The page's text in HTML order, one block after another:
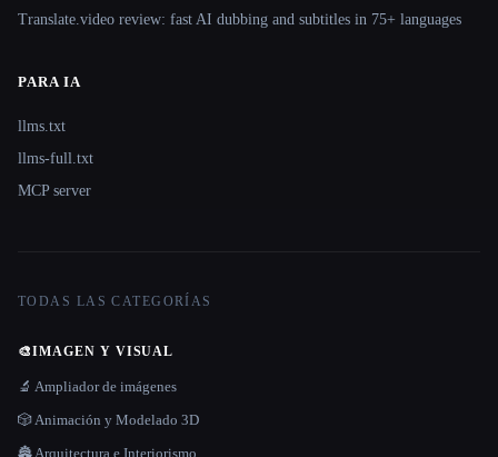
Translate.video review: fast AI dubbing and subtitles in 75+ languages
PARA IA
llms.txt
llms-full.txt
MCP server
TODAS LAS CATEGORÍAS
🎨IMAGEN Y VISUAL
🔬 Ampliador de imágenes
🎲 Animación y Modelado 3D
🏯 Arquitectura e Interiorismo